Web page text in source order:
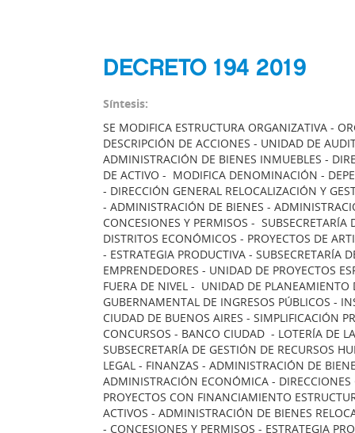
DECRETO 194 2019
Síntesis:
SE MODIFICA ESTRUCTURA ORGANIZATIVA -
DESCRIPCIÓN DE ACCIONES - UNIDAD DE
ADMINISTRACIÓN DE BIENES INMUEBLES -
DE ACTIVO - MODIFICA DENOMINACIÓN -
- DIRECCIÓN GENERAL RELOCALIZACIÓN Y
- ADMINISTRACIÓN DE BIENES -
CONCESIONES Y PERMISOS -
DISTRITOS ECONÓMICOS - PROYECTOS DE
- ESTRATEGIA PRODUCTIVA - SUBSECRETARÍA
EMPRENDEDORES - UNIDAD DE PROYECTOS
FUERA DE NIVEL - UNIDAD DE
GUBERNAMENTAL DE INGRESOS PÚBLICOS -
CIUDAD DE BUENOS AIRES - SIMPLIFICACIÓN
CONCURSOS - BANCO CIUDAD - LOTERÍA DE
SUBSECRETARÍA DE GESTIÓN DE RECURSOS
LEGAL - FINANZAS - ADMINISTRACIÓN DE
ADMINISTRACIÓN ECONÓMICA - DIRECCIONES
PROYECTOS CON FINANCIAMIENTO
ACTIVOS - ADMINISTRACIÓN DE BIENES
- CONCESIONES Y PERMISOS - ESTRATEGIA